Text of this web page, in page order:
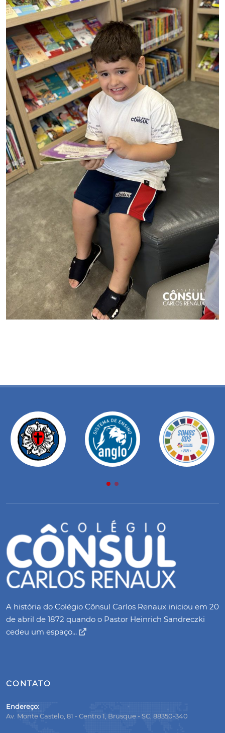
A história do Colégio Cônsul Carlos Renaux iniciou em 20
de abril de 1872 quando o Pastor Heinrich Sandreczki
cedeu um espaço...
CONTATO
Endereço:
Av. Monte Castelo, 81 - Centro 1, Brusque - SC, 88350-340